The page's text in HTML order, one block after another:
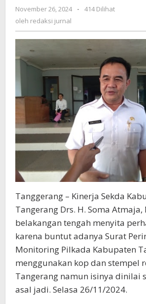
PJ.
Dinilai
Semrawut
dan
Asal
November 26, 2024
oleh
-
414 Dilihat
oleh redaksi jurnal
Tanggerang – Kinerja Sekda
Tangerang Drs. H. Soma Atmaja,
belakangan tengah menyita
karena buntut adanya Surat
Monitoring Pilkada Kabupaten
menggunakan kop dan stempel
Tangerang namun isinya dinilai
asal jadi. Selasa 26/11/2024.